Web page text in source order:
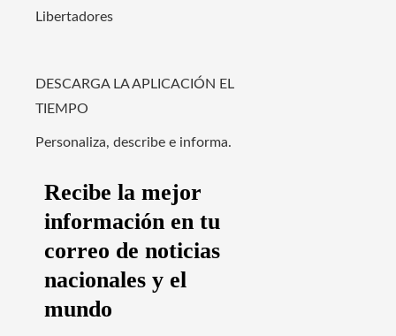
Libertadores
DESCARGA LA APLICACIÓN EL
TIEMPO
Personaliza, describe e informa.
Recibe la mejor
información en tu
correo de noticias
nacionales y el
mundo